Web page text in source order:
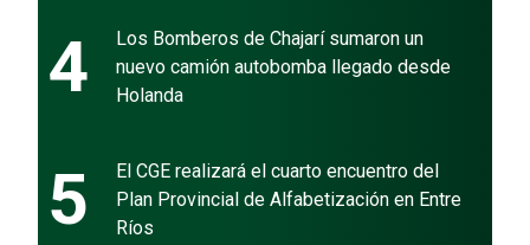
4
Los Bomberos de Chajarí sumaron un
nuevo camión autobomba llegado desde
Holanda
5
El CGE realizará el cuarto encuentro del
Plan Provincial de Alfabetización en Entre
Ríos